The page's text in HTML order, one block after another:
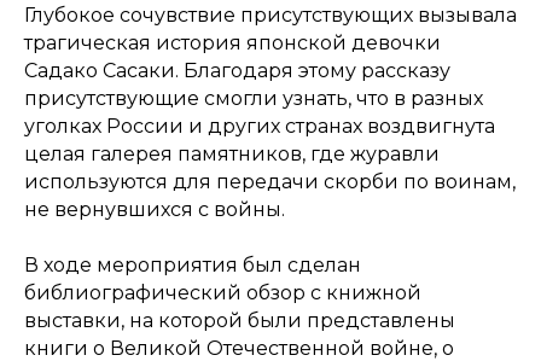
Глубокое сочувствие присутствующих вызывала
трагическая история японской девочки
Садако Сасаки. Благодаря этому рассказу
присутствующие смогли узнать, что в разных
уголках России и других странах воздвигнута
целая галерея памятников, где журавли
используются для передачи скорби по воинам,
не вернувшихся с войны.
В ходе мероприятия был сделан
библиографический обзор с книжной
выставки, на которой были представлены
книги о Великой Отечественной войне, о